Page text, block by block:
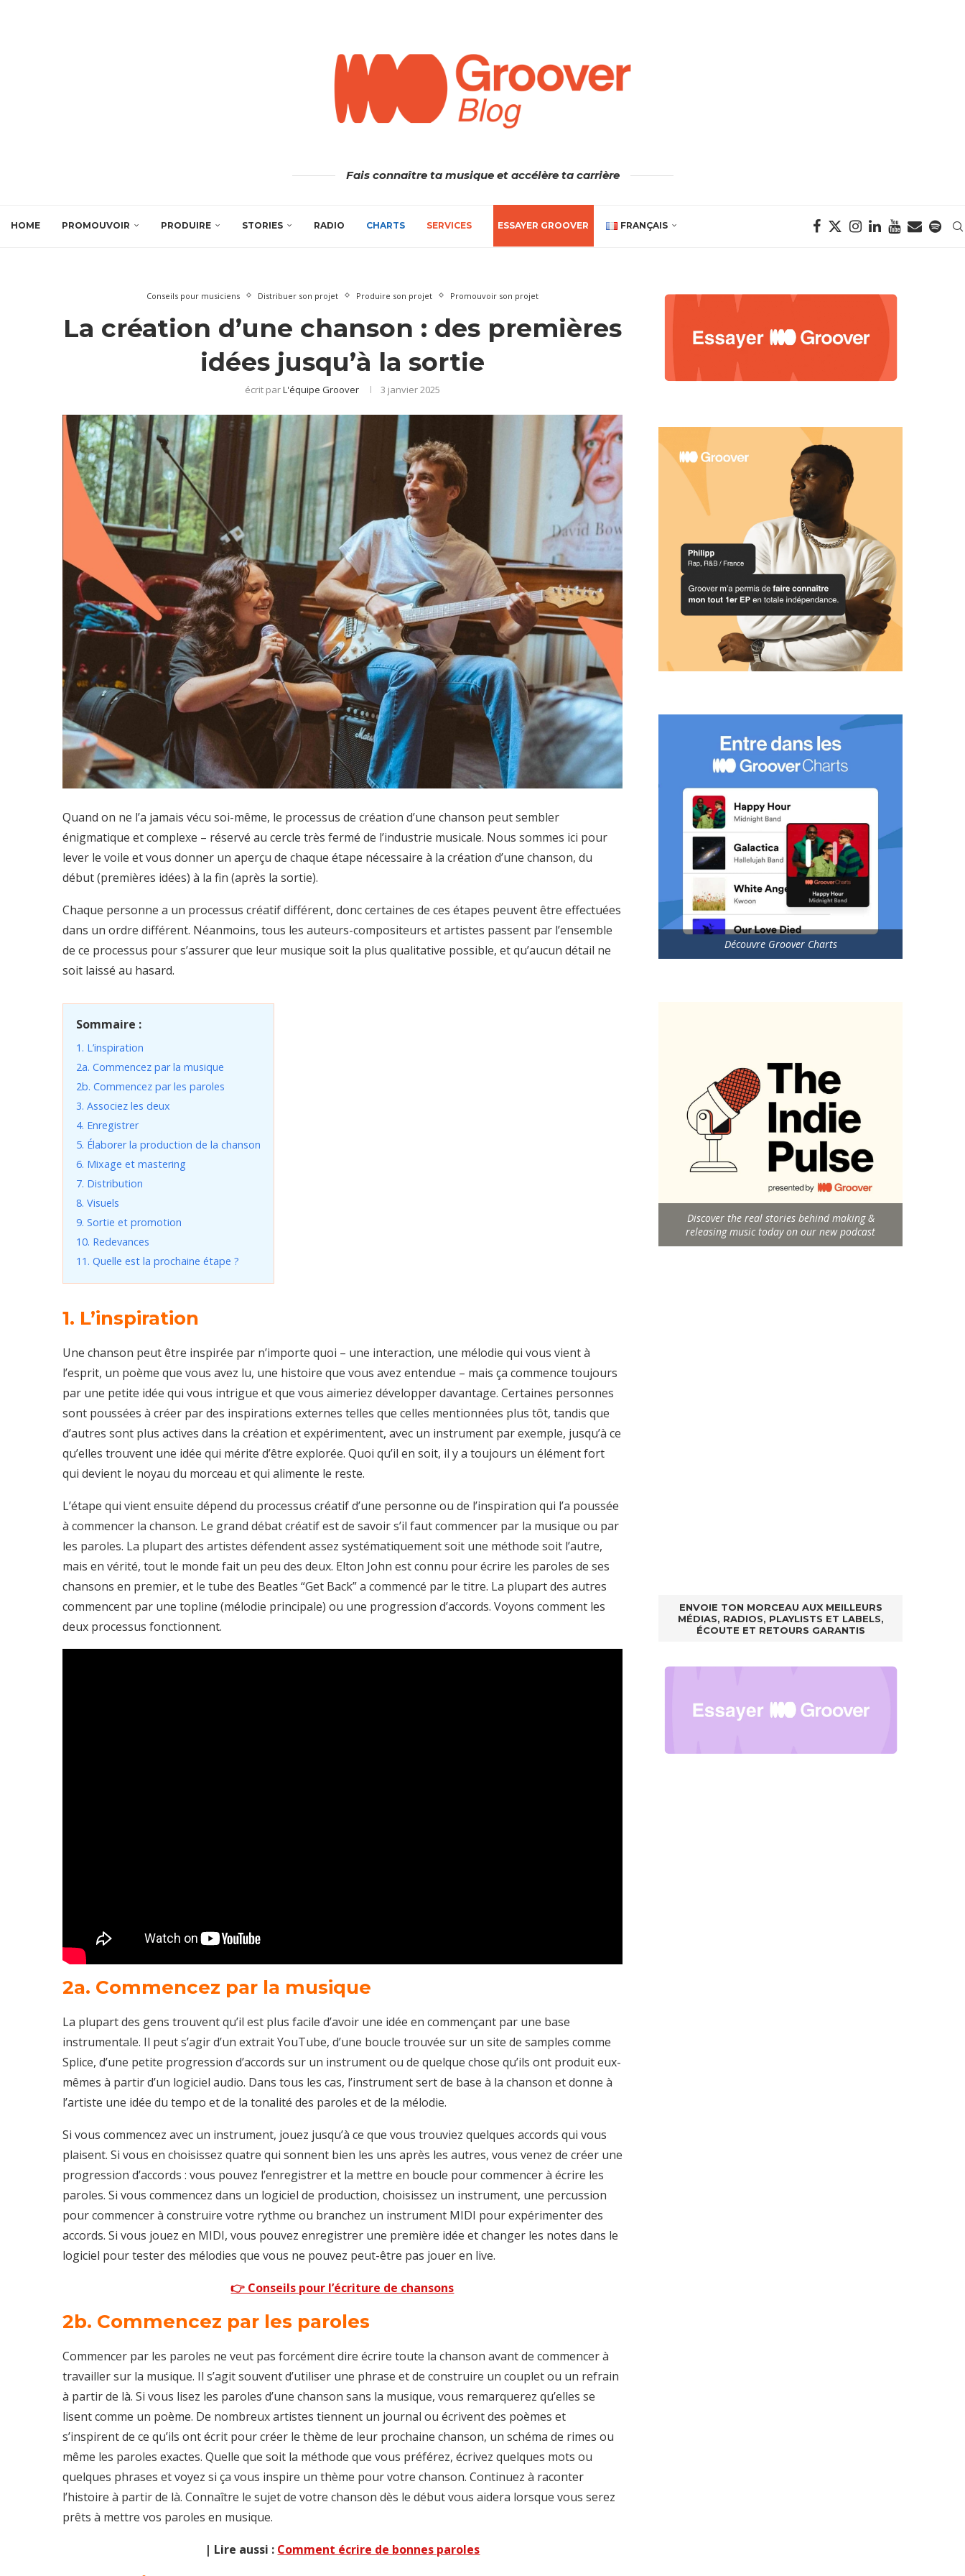
Fais connaître ta musique et accélère ta carrière
HOME PROMOUVOIR PRODUIRE STORIES RADIO CHARTS SERVICES ESSAYER GROOVER FRANÇAIS
Conseils pour musiciens Distribuer son projet Produire son projet Promouvoir son projet
La création d’une chanson : des premières
idées jusqu’à la sortie
écrit parL'équipe Groover 3 janvier 2025
Quand on ne l’a jamais vécu soi-même, le processus de création d’une chanson peut sembler
énigmatique et complexe – réservé au cercle très fermé de l’industrie musicale. Nous sommes ici pour
lever le voile et vous donner un aperçu de chaque étape nécessaire à la création d’une chanson, du
début (premières idées) à la fin (après la sortie).
Chaque personne a un processus créatif différent, donc certaines de ces étapes peuvent être effectuées
dans un ordre différent. Néanmoins, tous les auteurs-compositeurs et artistes passent par l’ensemble
de ce processus pour s’assurer que leur musique soit la plus qualitative possible, et qu’aucun détail ne
soit laissé au hasard.
Sommaire :
1. L’inspiration
2a. Commencez par la musique
2b. Commencez par les paroles
3. Associez les deux
4. Enregistrer
5. Élaborer la production de la chanson
6. Mixage et mastering
7. Distribution
8. Visuels
9. Sortie et promotion
10. Redevances
11. Quelle est la prochaine étape ?
1. L’inspiration
Une chanson peut être inspirée par n’importe quoi – une interaction, une mélodie qui vous vient à
l’esprit, un poème que vous avez lu, une histoire que vous avez entendue – mais ça commence toujours
par une petite idée qui vous intrigue et que vous aimeriez développer davantage. Certaines personnes
sont poussées à créer par des inspirations externes telles que celles mentionnées plus tôt, tandis que
d’autres sont plus actives dans la création et expérimentent, avec un instrument par exemple, jusqu’à ce
qu’elles trouvent une idée qui mérite d’être explorée. Quoi qu’il en soit, il y a toujours un élément fort
qui devient le noyau du morceau et qui alimente le reste.
L’étape qui vient ensuite dépend du processus créatif d’une personne ou de l’inspiration qui l’a poussée
à commencer la chanson. Le grand débat créatif est de savoir s’il faut commencer par la musique ou par
les paroles. La plupart des artistes défendent assez systématiquement soit une méthode soit l’autre,
mais en vérité, tout le monde fait un peu des deux. Elton John est connu pour écrire les paroles de ses
chansons en premier, et le tube des Beatles “Get Back” a commencé par le titre. La plupart des autres
commencent par une topline (mélodie principale) ou une progression d’accords. Voyons comment les
deux processus fonctionnent.
2a. Commencez par la musique
La plupart des gens trouvent qu’il est plus facile d’avoir une idée en commençant par une base
instrumentale. Il peut s’agir d’un extrait YouTube, d’une boucle trouvée sur un site de samples comme
Splice, d’une petite progression d’accords sur un instrument ou de quelque chose qu’ils ont produit eux-
mêmes à partir d’un logiciel audio. Dans tous les cas, l’instrument sert de base à la chanson et donne à
l’artiste une idée du tempo et de la tonalité des paroles et de la mélodie.
Si vous commencez avec un instrument, jouez jusqu’à ce que vous trouviez quelques accords qui vous
plaisent. Si vous en choisissez quatre qui sonnent bien les uns après les autres, vous venez de créer une
progression d’accords : vous pouvez l’enregistrer et la mettre en boucle pour commencer à écrire les
paroles. Si vous commencez dans un logiciel de production, choisissez un instrument, une percussion
pour commencer à construire votre rythme ou branchez un instrument MIDI pour expérimenter des
accords. Si vous jouez en MIDI, vous pouvez enregistrer une première idée et changer les notes dans le
logiciel pour tester des mélodies que vous ne pouvez peut-être pas jouer en live.
👉 Conseils pour l’écriture de chansons
2b. Commencez par les paroles
Commencer par les paroles ne veut pas forcément dire écrire toute la chanson avant de commencer à
travailler sur la musique. Il s’agit souvent d’utiliser une phrase et de construire un couplet ou un refrain
à partir de là. Si vous lisez les paroles d’une chanson sans la musique, vous remarquerez qu’elles se
lisent comme un poème. De nombreux artistes tiennent un journal ou écrivent des poèmes et
s’inspirent de ce qu’ils ont écrit pour créer le thème de leur prochaine chanson, un schéma de rimes ou
même les paroles exactes. Quelle que soit la méthode que vous préférez, écrivez quelques mots ou
quelques phrases et voyez si ça vous inspire un thème pour votre chanson. Continuez à raconter
l’histoire à partir de là. Connaître le sujet de votre chanson dès le début vous aidera lorsque vous serez
prêts à mettre vos paroles en musique.
| Lire aussi : Comment écrire de bonnes paroles
Découvre Groover Charts
Discover the real stories behind making &
releasing music today on our new podcast
ENVOIE TON MORCEAU AUX MEILLEURS
MÉDIAS, RADIOS, PLAYLISTS ET LABELS,
ÉCOUTE ET RETOURS GARANTIS